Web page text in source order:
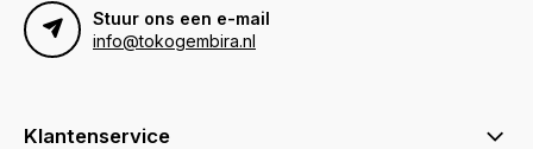
Stuur ons een e-mail
info@tokogembira.nl
Klantenservice